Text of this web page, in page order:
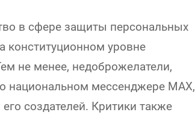
в сфере защиты персональных
конституционном уровне
не менее, недоброжелатели,
мессенджере MAX,
создателей. Критики также